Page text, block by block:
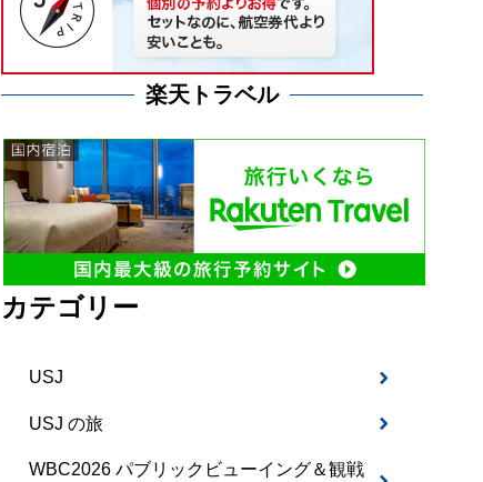
楽天トラベル
カテゴリー
USJ
USJ の旅
WBC2026 パブリックビューイング＆観戦